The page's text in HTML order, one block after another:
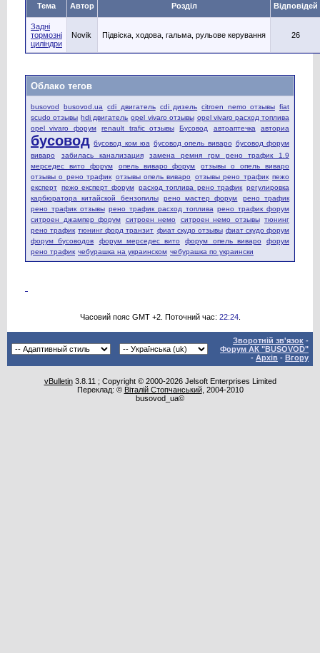
Тема Автор Розділ Відповідей
Задні
тормозні
циліндри
Novik Підвіска, ходова, гальма, рульове керування 26
Облако тегов
busovod busovod.ua cdi двигатель cdi дизель citroen nemo отзывы fiat
scudo отзывы hdi двигатель opel vivaro отзывы opel vivaro расход топлива
opel vivaro форум
renault trafic отзывы Бусовод автоаптечка авториа
бусовод бусовод ком юа бусовод опель виваро бусовод форум
виваро
забилась канализация
замена ремня грм рено трафик 1.9
мерседес вито форум
опель виваро форум
отзывы о опель виваро
отзывы о рено трафик отзывы опель виваро отзывы рено трафик пежо
експерт пежо експерт форум расход топлива рено трафик регулировка
карбюратора китайской бензопилы
рено мастер форум
рено трафик
рено трафик отзывы рено трафик расход топлива рено трафик форум
ситроен джампер форум
ситроен немо ситроен немо отзывы тюнинг
рено трафик тюнинг форд транзит фиат скудо отзывы фиат скудо форум
форум бусоводов
форум мерседес вито форум опель виваро
форум
рено трафик чебурашка на украинском чебурашка по украински
Часовий пояс GMT +2. Поточний час: 22:24.
Зворотній зв'язок -
Форум АК "BUSOVOD"
- Архів - Вгору
vBulletin3.8.11 ; Copyright © 2000-2026 Jelsoft Enterprises Limited
Переклад: © Віталій Стопчанський, 2004-2010
busovod_ua©